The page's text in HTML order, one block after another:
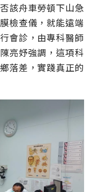
該舟車勞頓下山急
檢查儀，就能遠端
會診，由專科醫師
亮妤強調，這項科
落差，實踐真正的